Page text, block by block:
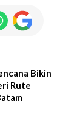
Bikin
Rute